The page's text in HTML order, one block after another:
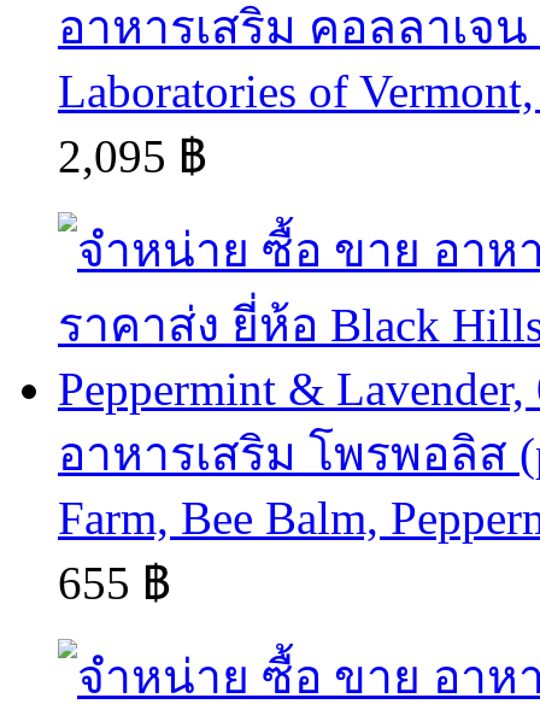
อาหารเสริม คอลลาเจน
Laboratories of
2,095 ฿
อาหารเสริม โพรพอลิส
Farm, Bee Balm,
655 ฿